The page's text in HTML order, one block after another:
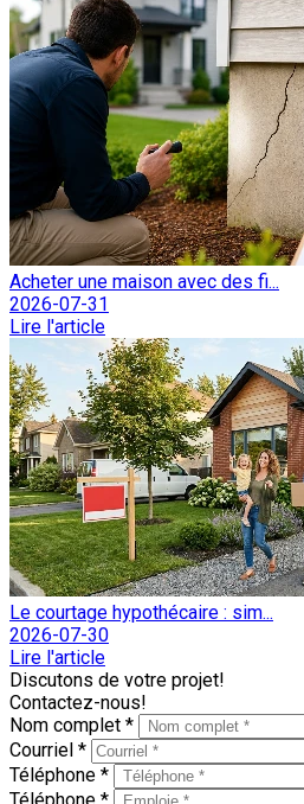
Acheter une maison avec des fi...
2026-07-31
Lire l'article
Le courtage hypothécaire : sim...
2026-07-30
Lire l'article
Discutons de votre projet!
Contactez-nous!
Nom complet *
Courriel *
Téléphone *